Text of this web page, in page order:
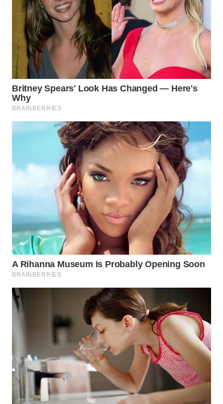
SAMOSIR
WN
PADANG
LAWAS
WN
SUMEDANG
KEPULAUAN
WN
BINJAI
WN
KUNINGAN
WN
MAJALENGKA